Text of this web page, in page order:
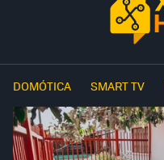
DOMÓTICA SMART TV